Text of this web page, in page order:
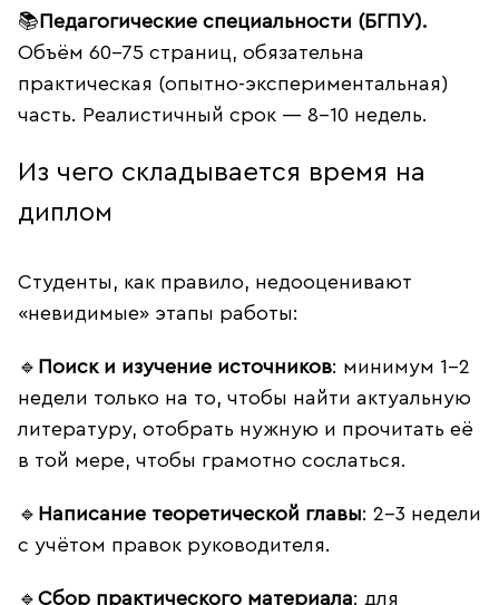
📚Педагогические специальности (БГПУ).
Объём 60–75 страниц, обязательна
практическая (опытно-экспериментальная)
часть. Реалистичный срок — 8–10 недель.
Из чего складывается время на
диплом
Студенты, как правило, недооценивают
«невидимые» этапы работы:
🔹 Поиск и изучение источников: минимум 1–2
недели только на то, чтобы найти актуальную
литературу, отобрать нужную и прочитать её
в той мере, чтобы грамотно сослаться.
🔹 Написание теоретической главы: 2–3 недели
с учётом правок руководителя.
🔹 Сбор практического материала: для